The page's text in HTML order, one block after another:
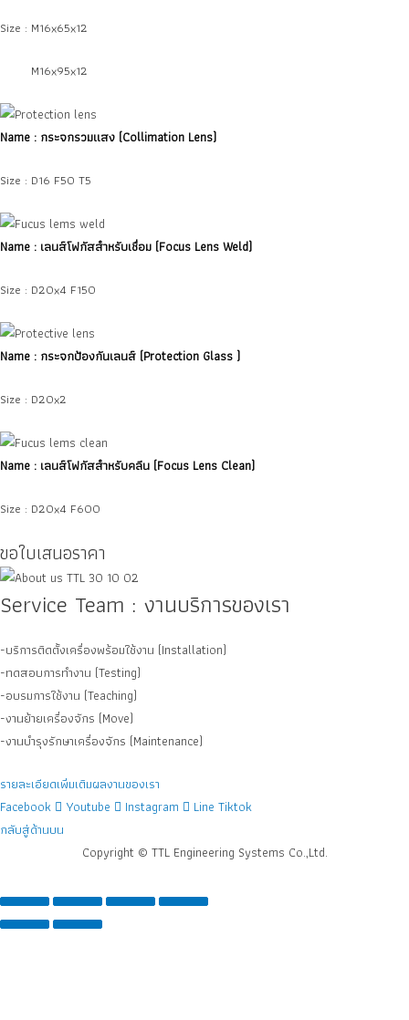
Size : M16x65x12
M16x95x12
Name : กระจกรวมแสง (Collimation Lens)
Size : D16 F50 T5
Name : เลนส์โฟกัสสำหรับเชื่อม (Focus Lens Weld)
Size : D20x4 F150
Name : กระจกป้องกันเลนส์ (Protection Glass )
Size : D20x2
Name : เลนส์โฟกัสสำหรับคลีน (Focus Lens Clean)
Size : D20x4 F600
ขอใบเสนอราคา
Service Team : งานบริการของเรา
-บริการติดตั้งเครื่องพร้อมใช้งาน (Installation)
-ทดสอบการทำงาน (Testing)
-อบรมการใช้งาน (Teaching)
-งานย้ายเครื่องจักร (Move)
-งานบำรุงรักษาเครื่องจักร (Maintenance)
รายละเอียดเพิ่มเติมผลงานของเรา
Facebook
Youtube Instagram Line Tiktok
กลับสู่ด้านบน
Copyright © TTL Engineering Systems Co.,Ltd.